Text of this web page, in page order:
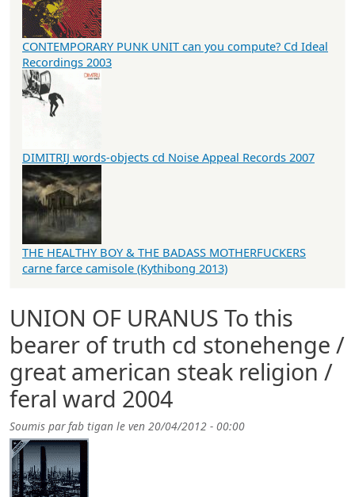
UNION OF URANUS To this
bearer of truth cd stonehenge /
great american steak religion /
feral ward 2004
Soumis parfab tigan le ven 20/04/2012 - 00:00
CONTEMPORARY PUNK UNIT can you compute? Cd Ideal
Recordings 2003
DIMITRIJ words-objects cd Noise Appeal Records 2007
THE HEALTHY BOY & THE BADASS MOTHERFUCKERS
carne farce camisole (Kythibong 2013)